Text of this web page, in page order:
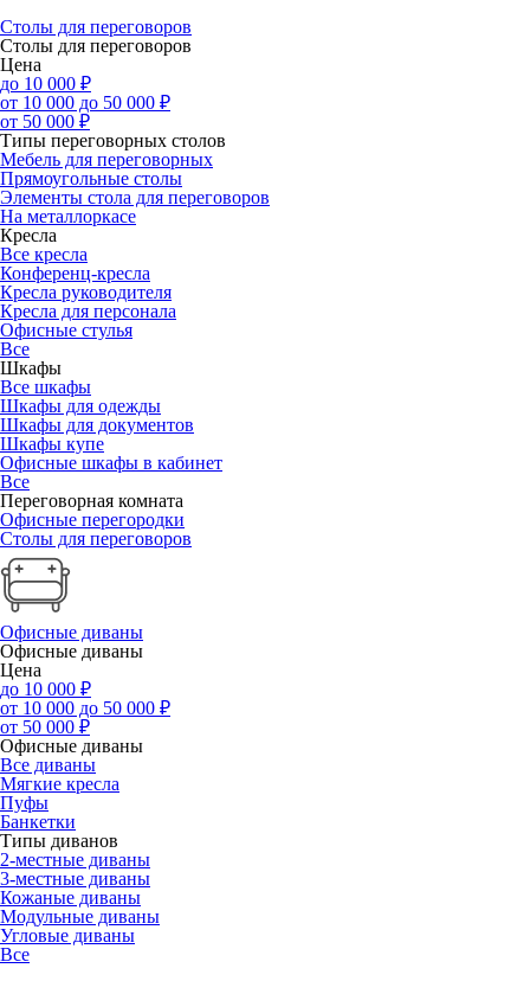
Столы для переговоров
Столы для переговоров
Цена
до 10 000 ₽
от 10 000 до 50 000 ₽
от 50 000 ₽
Типы переговорных столов
Мебель для переговорных
Прямоугольные столы
Элементы стола для переговоров
На металлоркасе
Кресла
Все кресла
Конференц-кресла
Кресла руководителя
Кресла для персонала
Офисные стулья
Все
Шкафы
Все шкафы
Шкафы для одежды
Шкафы для документов
Шкафы купе
Офисные шкафы в кабинет
Все
Переговорная комната
Офисные перегородки
Столы для переговоров
Офисные диваны
Офисные диваны
Цена
до 10 000 ₽
от 10 000 до 50 000 ₽
от 50 000 ₽
Офисные диваны
Все диваны
Мягкие кресла
Пуфы
Банкетки
Типы диванов
2-местные диваны
3-местные диваны
Кожаные диваны
Модульные диваны
Угловые диваны
Все